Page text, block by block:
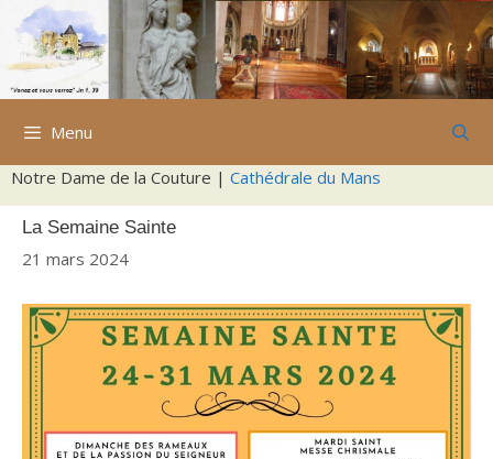
Aller
contenu
Menu
Notre Dame de la Couture | Cathédrale du Mans
La Semaine Sainte
21 mars 2024